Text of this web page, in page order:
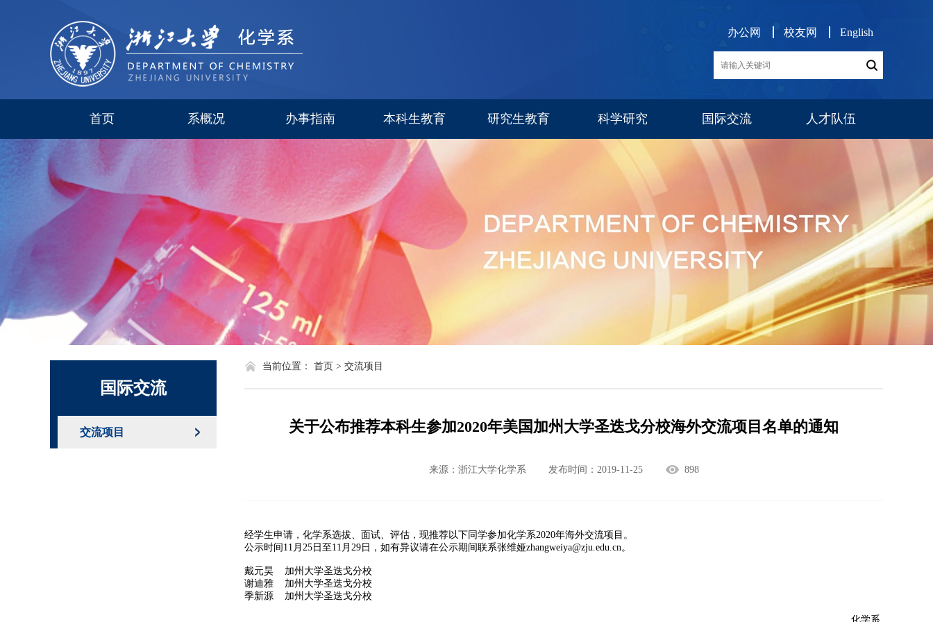
办公网 校友网 English
首页 系概况
现任领导
研究所
委员会
历史沿革
化学系标识
办事指南 本科生教育
专业设置
招生简章
研究生教育
研究生导师
科学研究 国际交流
交流项目
人才队伍
博后工作
队伍建设
人才招聘
国际交流
交流项目
当前位置： 首页 > 交流项目
关于公布推荐本科生参加2020年美国加州大学圣迭戈分校海外交流项目名单的通知
来源：浙江大学化学系 发布时间：2019-11-25 898
经学生申请，化学系选拔、面试、评估，现推荐以下同学参加化学系2020年海外交流项目。
公示时间11月25日至11月29日，如有异议请在公示期间联系张维娅zhangweiya@zju.edu.cn。
戴元昊 加州大学圣迭戈分校
谢迪雅 加州大学圣迭戈分校
季新源 加州大学圣迭戈分校
化学系